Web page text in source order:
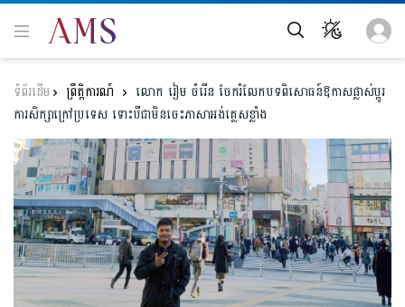
ព្រឹត្តិការណ៍
លោក រៀម ចំរើន ចែករំលែកបទពិសោធន៍ឱកាសផ្លាស់ប្ដូរ
ការសិក្សាក្រៅប្រទេស ទោះបីជាមិនចេះភាសាអង់គ្លេសខ្លាំង